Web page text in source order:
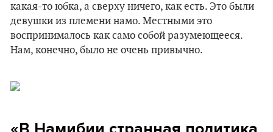
какая-то юбка, а сверху ничего, как есть. Это были
девушки из племени намо. Местными это
воспринималось как само собой разумеющееся.
Нам, конечно, было не очень привычно.